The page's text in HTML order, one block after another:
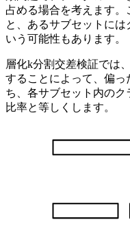
占める場合を考えます
と、あるサブセットに
いう可能性もあります。
層化k分割交差検証では
することによって、偏
ち、各サブセット内の
比率と等しくします。